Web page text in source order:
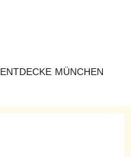
ENTDECKE MÜNCHEN